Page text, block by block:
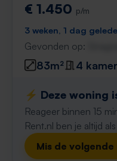
€ 1.450 p/m
3 weken, 1 dag
Gevonden op:
83m² 4
⚡️ Deze woning
Reageer binnen 15
Rent.nl ben je altijd
Mis de